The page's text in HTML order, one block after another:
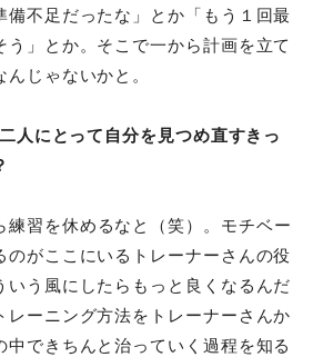
備不足だったな」とか「もう１回最
う」とか。そこで一から計画を立て
じゃないかと。
人にとって自分を見つめ直すきっ
練習を休めるなと（笑）。モチベー
のがここにいるトレーナーさんの役
いう風にしたらもっと良くなるんだ
レーニング方法をトレーナーさんか
中できちんと治っていく過程を知る